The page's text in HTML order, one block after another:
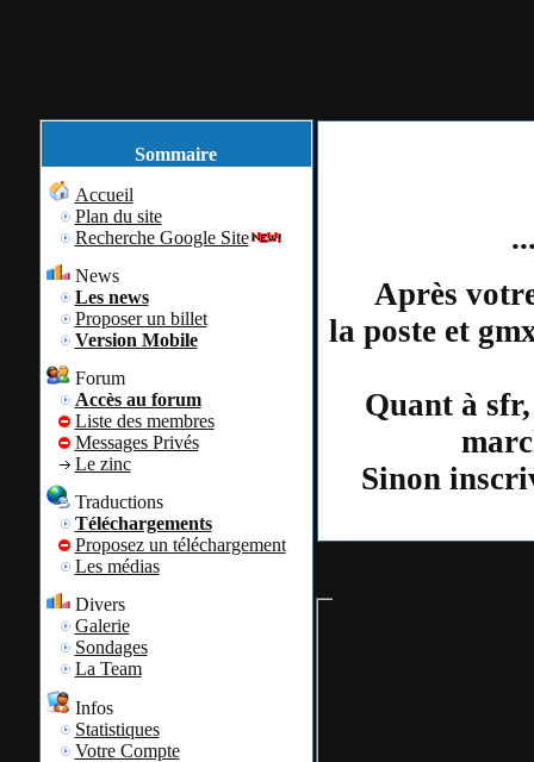
Sommaire
Accueil
Plan du site
Recherche Google Site
News
Les news
Proposer un billet
Version Mobile
Forum
Accès au forum
Liste des membres
Messages Privés
Le zinc
Traductions
Téléchargements
Proposez un téléchargement
Les médias
Divers
Galerie
Sondages
La Team
Infos
Statistiques
Votre Compte
Après
la poste et
Quant à
Sinon